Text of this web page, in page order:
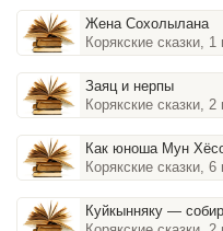
Жена Сохолылана
Корякские сказки, 1
Заяц и нерпы
Корякские сказки, 2
Как юноша Мун
Корякские сказки, 6
Куйкынняку —